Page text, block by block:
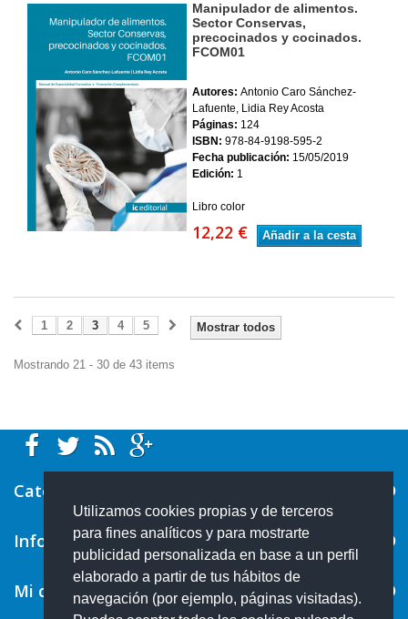
Utilizamos cookies propias y de terceros
para fines analíticos y para mostrarte
publicidad personalizada en base a un perfil
elaborado a partir de tus hábitos de
navegación (por ejemplo, páginas visitadas).
Manipulador de alimentos.
Sector Conservas,
precocinados y cocinados.
FCOM01
Autores: Antonio Caro Sánchez-
Lafuente, Lidia Rey Acosta
Páginas: 124
ISBN: 978-84-9198-595-2
Fecha publicación: 15/05/2019
Edición: 1
Libro color
12,22 € Añadir a la cesta
Mostrar todos
1 2 3 4 5
Mostrando 21 - 30 de 43 items
Categorías
Información
Mi cuenta